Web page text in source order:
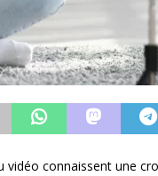
connaissent une